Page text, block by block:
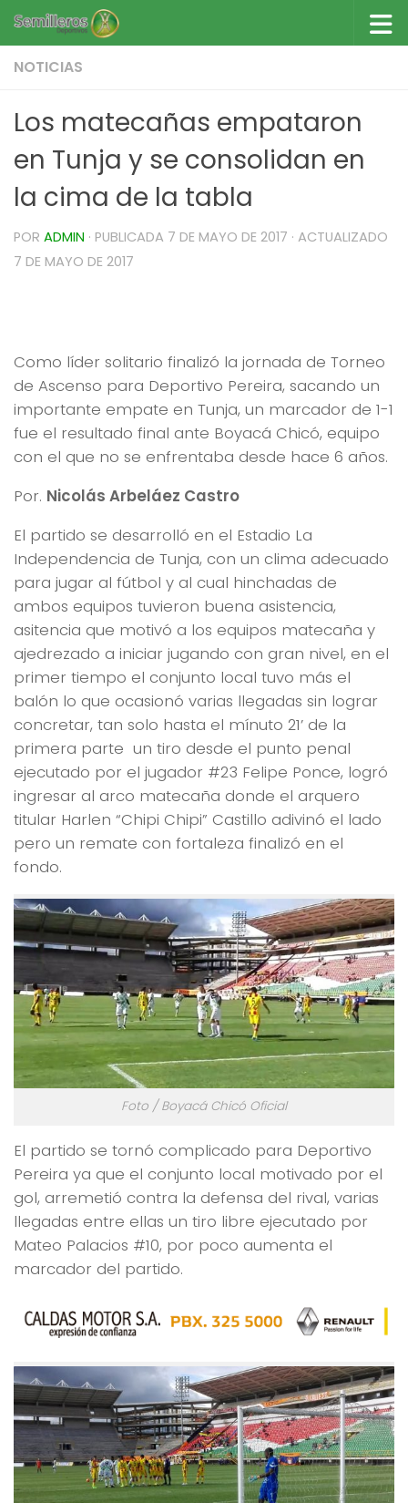
Saltar al contenido
NOTICIAS
Los matecañas empataron
en Tunja y se consolidan en
la cima de la tabla
POR ADMIN · PUBLICADA 7 DE MAYO DE 2017 · ACTUALIZADO
7 DE MAYO DE 2017
Como líder solitario finalizó la jornada de Torneo
de Ascenso para Deportivo Pereira, sacando un
importante empate en Tunja, un marcador de 1-1
fue el resultado final ante Boyacá Chicó, equipo
con el que no se enfrentaba desde hace 6 años.
Por. Nicolás Arbeláez Castro
El partido se desarrolló en el Estadio La
Independencia de Tunja, con un clima adecuado
para jugar al fútbol y al cual hinchadas de
ambos equipos tuvieron buena asistencia,
asitencia que motivó a los equipos matecaña y
ajedrezado a iniciar jugando con gran nivel, en el
primer tiempo el conjunto local tuvo más el
balón lo que ocasionó varias llegadas sin lograr
concretar, tan solo hasta el mínuto 21’ de la
primera parte un tiro desde el punto penal
ejecutado por el jugador #23 Felipe Ponce, logró
ingresar al arco matecaña donde el arquero
titular Harlen “Chipi Chipi” Castillo adivinó el lado
pero un remate con fortaleza finalizó en el
fondo.
Foto / Boyacá Chicó Oficial
El partido se tornó complicado para Deportivo
Pereira ya que el conjunto local motivado por el
gol, arremetió contra la defensa del rival, varias
llegadas entre ellas un tiro libre ejecutado por
Mateo Palacios #10, por poco aumenta el
marcador del partido.